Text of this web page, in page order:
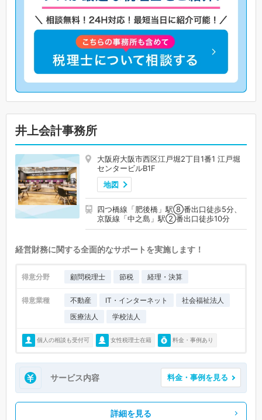
井上会計事務所
大阪府大阪市西区江戸堀2丁目1番1 江戸堀
センタービルB1F
地図
四つ橋線「肥後橋」駅⑧番出口徒歩5分、
京阪線「中之島」駅②番出口徒歩10分
経営財務に関する全面的なサポートを実施します！
得意分野 顧問税理士 節税 経理・決算
得意業種 不動産 IT・インターネット
社会福祉法人
医療法人
学校法人
個人の相談も受付可 女性税理士在籍 料金・事例あり
サービス内容 料金・事例を見る
詳細を見る